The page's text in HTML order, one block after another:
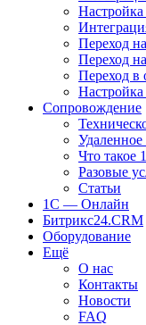
Переход
Переход
Переход в
Настройка
Сопровождение
Что
Разовые
Статьи
1С — Онлайн
Битрикс24.CRM
Оборудование
Ещё
О нас
Контакты
Новости
FAQ